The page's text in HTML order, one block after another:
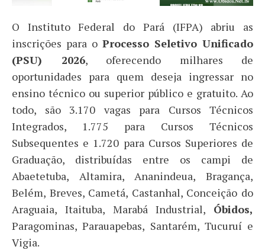
O Instituto Federal do Pará (IFPA) abriu as
inscrições para o Processo Seletivo Unificado
(PSU) 2026, oferecendo milhares de
oportunidades para quem deseja ingressar no
ensino técnico ou superior público e gratuito. Ao
todo, são 3.170 vagas para Cursos Técnicos
Integrados, 1.775 para Cursos Técnicos
Subsequentes e 1.720 para Cursos Superiores de
Graduação, distribuídas entre os campi de
Abaetetuba, Altamira, Ananindeua, Bragança,
Belém, Breves, Cametá, Castanhal, Conceição do
Araguaia, Itaituba, Marabá Industrial, Óbidos,
Paragominas, Parauapebas, Santarém, Tucuruí e
Vigia.